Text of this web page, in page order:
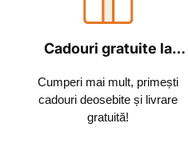
Cadouri gratuite la
Cumperi mai mult, primești
cadouri deosebite și livrare
gratuită!